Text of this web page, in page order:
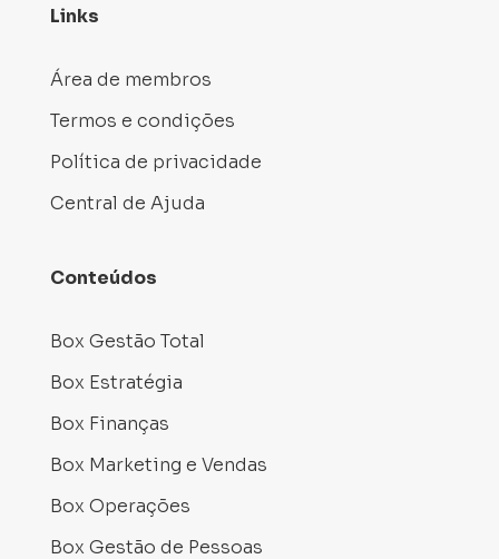
Links
Área de membros
Termos e condições
Política de privacidade
Central de Ajuda
Conteúdos
Box Gestão Total
Box Estratégia
Box Finanças
Box Marketing e Vendas
Box Operações
Box Gestão de Pessoas